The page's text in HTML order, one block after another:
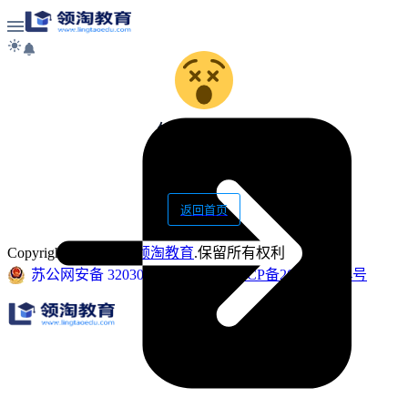
错误提示
返回首页
Copyright 2012-至今 领淘教育.保留所有权利
苏公网安备 32030502000352号
苏ICP备2022016194号